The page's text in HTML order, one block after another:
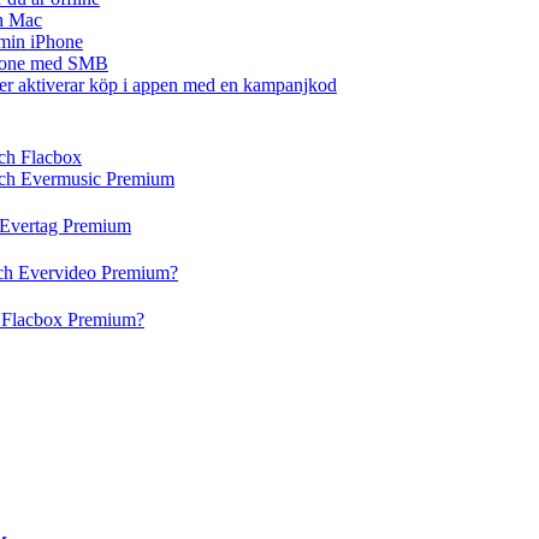
Mac
iPhone
med SMB
aktiverar köp i appen med en kampanjkod
Flacbox
Evermusic Premium
Premium
Evervideo Premium?
Premium?